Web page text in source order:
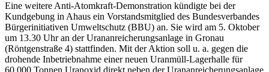
Eine weitere Anti-Atomkraft-Demonstration kündigte bei der
Kundgebung in Ahaus ein Vorstandsmitglied des Bundesverbandes
Bürgerinitiativen Umweltschutz (BBU) an. Sie wird am 5. Oktober
um 13.30 Uhr an der Urananreicherungsanlage in Gronau
(Röntgenstraße 4) stattfinden. Mit der Aktion soll u. a. gegen die
drohende Inbetriebnahme einer neuen Uranmüll-Lagerhalle für